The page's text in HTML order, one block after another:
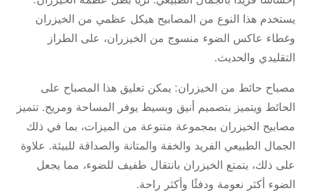
يستخدم هذا النوع من المصابيح هيكل عظمي من الخيزران
وغطاء عاكس الضوء منسوج من الخيزران، على الطراز
التقليدي والحديث.
مصباح حائط من الخيزران: يمكن تعليق هذا المصباح على
الحائط ويتميز بتصميم أنيق وبسيط يوفر المساحة ومريح. تتميز
مصابيح الخيزران بمجموعة متنوعة من الميزات، بما في ذلك
الجمال الطبيعي الفريد والخفة والمتانة والصداقة للبيئة. علاوة
على ذلك، يتمتع الخيزران بانتقال طفيف للضوء، مما يجعل
الضوء أكثر نعومة ودفئًا وأكثر راحة.